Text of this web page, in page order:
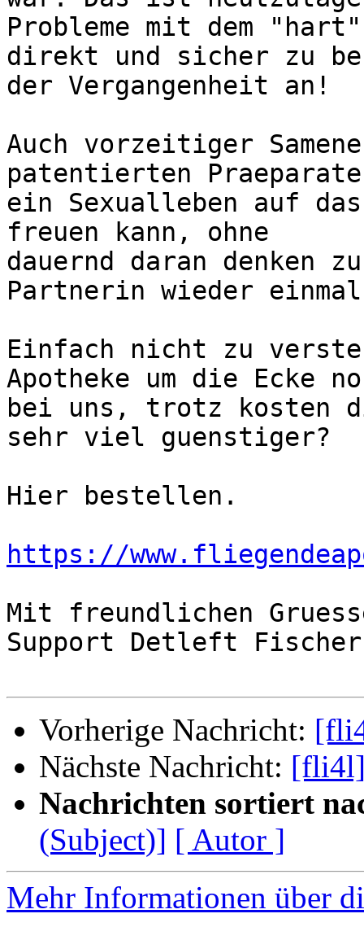
Probleme mit dem
direkt und sicher zu
der Vergangenheit an!
Auch vorzeitiger
patentierten
ein Sexualleben auf
freuen kann, ohne
dauernd daran denken
Partnerin wieder
Einfach nicht zu
Apotheke um die Ecke
bei uns, trotz kosten
sehr viel guenstiger?
Hier bestellen.
https://
Mit freundlichen
Support Detleft Fischer
Vorherige Nachricht:
Nächste Nachricht: [fli4l]
Nachrichten sortiert
(Subject)] [ Autor ]
Mehr Informationen über